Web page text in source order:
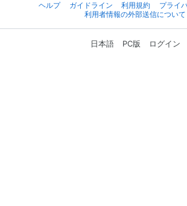
ヘルプ
ガイドライン 利用規約
プライ
利用者情報の外部送信について
日本語 PC版 ログイン